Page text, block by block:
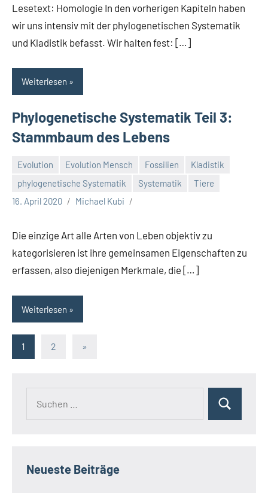
Lesetext: Homologie In den vorherigen Kapiteln haben
wir uns intensiv mit der phylogenetischen Systematik
und Kladistik befasst. Wir halten fest: […]
Weiterlesen
Phylogenetische Systematik Teil 3:
Stammbaum des Lebens
Evolution Evolution Mensch Fossilien
Kladistik
phylogenetische Systematik
Systematik
Tiere
16. April 2020
Michael Kubi
Die einzige Art alle Arten von Leben objektiv zu
kategorisieren ist ihre gemeinsamen Eigenschaften zu
erfassen, also diejenigen Merkmale, die […]
Weiterlesen
Seitennummerierung
Beiträge
1 2
Nächste
»
Suchen
Neueste Beiträge